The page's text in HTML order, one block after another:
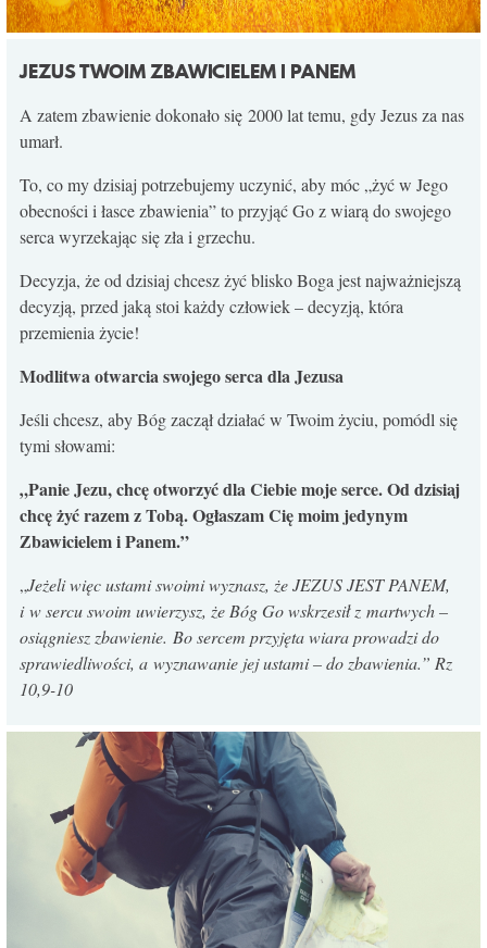
JEZUS TWOIM ZBAWICIELEM I PANEM
A zatem zbawienie dokonało się 2000 lat temu, gdy Jezus za nas
umarł.
To, co my dzisiaj potrzebujemy uczynić, aby móc „żyć w Jego
obecności i łasce zbawienia” to przyjąć Go z wiarą do swojego
serca wyrzekając się zła i grzechu.
Decyzja, że od dzisiaj chcesz żyć blisko Boga jest najważniejszą
decyzją, przed jaką stoi każdy człowiek – decyzją, która
przemienia życie!
Modlitwa otwarcia swojego serca dla Jezusa
Jeśli chcesz, aby Bóg zaczął działać w Twoim życiu, pomódl się
tymi słowami:
„Panie Jezu, chcę otworzyć dla Ciebie moje serce. Od dzisiaj
chcę żyć razem z Tobą. Ogłaszam Cię moim jedynym
Zbawicielem i Panem.”
„Jeżeli więc ustami swoimi wyznasz, że JEZUS JEST PANEM,
i w sercu swoim uwierzysz, że Bóg Go wskrzesił z martwych –
osiągniesz zbawienie. Bo sercem przyjęta wiara prowadzi do
sprawiedliwości, a wyznawanie jej ustami – do zbawienia.” Rz
10,9-10